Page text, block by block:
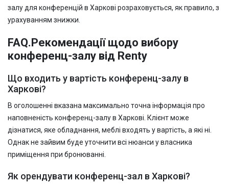
залу для конференцій в Харкові розраховується, як правило, з
урахуванням знижки.
FAQ.Рекомендації щодо вибору
конференц-залу від Renty
Що входить у вартість конференц-залу в
Харкові?
В оголошенні вказана максимально точна інформація про
наповненість конференц-залу в Харкові. Клієнт може
дізнатися, яке обладнання, меблі входять у вартість, а які ні.
Однак не зайвим буде уточнити всі нюанси у власника
приміщення при бронюванні.
Як орендувати конференц-зал в Харкові?